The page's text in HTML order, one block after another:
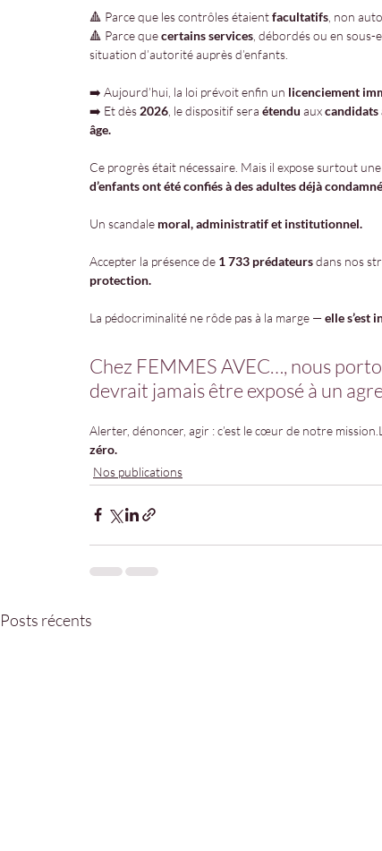
🔺 Parce que les contrôles étaient facultatifs , non
🔺 Parce que certains services , débordés ou en sous-
situation d’autorité auprès d’enfants.
➡️ Aujourd’hui, la loi prévoit enfin un licenciement
➡️ Et dès 2026 , le dispositif sera étendu aux candidats
âge.
Ce progrès était nécessaire. Mais il expose surtout une
d’enfants ont été confiés à des adultes déjà
Un scandale moral, administratif et institutionnel.
Accepter la présence de 1 733 prédateurs dans nos
protection.
La pédocriminalité ne rôde pas à la marge — elle s’est
Chez FEMMES AVEC…, nous
devrait jamais être exposé à un
Alerter, dénoncer, agir : c’est le cœur de notre
zéro.
Nos publications
Posts récents